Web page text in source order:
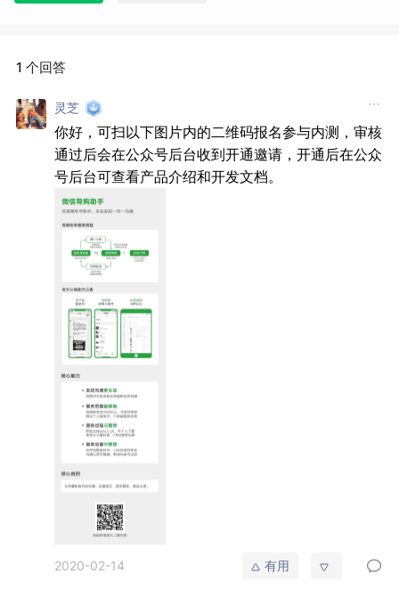
1 个回答
灵芝
你好，可扫以下图片内的二维码报名参与内测，审核
通过后会在公众号后台收到开通邀请，开通后在公众
号后台可查看产品介绍和开发文档。
2020-02-14 有用